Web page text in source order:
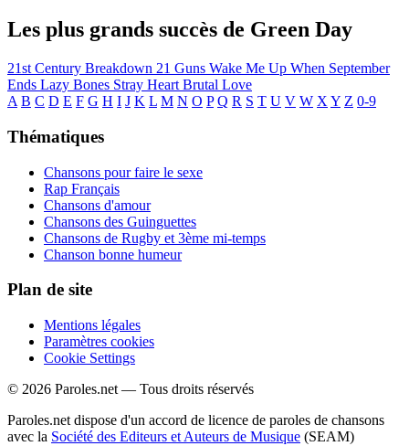
Les plus grands succès de Green Day
21st Century Breakdown 21 Guns Wake Me Up When September
Ends Lazy Bones Stray Heart Brutal Love
A B C D E F G H I J K L M N O P Q R S T U V W X Y Z 0-9
Thématiques
Chansons pour faire le sexe
Rap Français
Chansons d'amour
Chansons des Guinguettes
Chansons de Rugby et 3ème mi-temps
Chanson bonne humeur
Plan de site
Mentions légales
Paramètres cookies
Cookie Settings
© 2026 Paroles.net — Tous droits réservés
Paroles.net dispose d'un accord de licence de paroles de chansons
avec la Société des Editeurs et Auteurs de Musique (SEAM)